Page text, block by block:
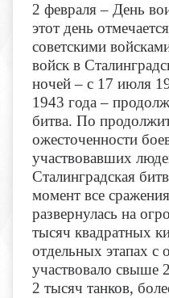
2 февраля – День
этот день
советскими
войск в
ночей – с 17 июля
1943 года –
битва. По
ожесточенности
участвовавших
Сталинградская
момент все
развернулась на
тысяч квадратных
отдельных этапах с
участвовало свыше
2 тысяч танков,